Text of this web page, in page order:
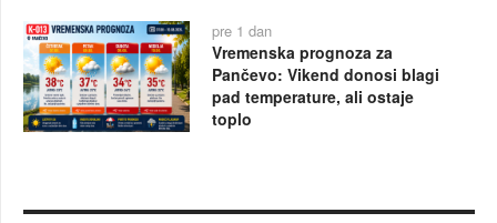
pre 1 dan
Vremenska prognoza za
Pančevo: Vikend donosi blagi
pad temperature, ali ostaje
toplo